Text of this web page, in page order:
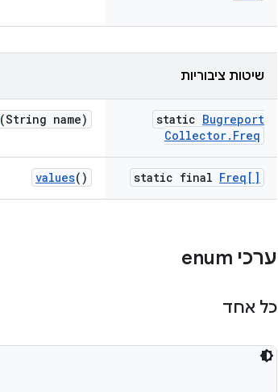
שיטות ציבוריות
static Bugreport
Collector. Freq
(String name)
static final Freq[]
values()
ערכי enum
כל אחד